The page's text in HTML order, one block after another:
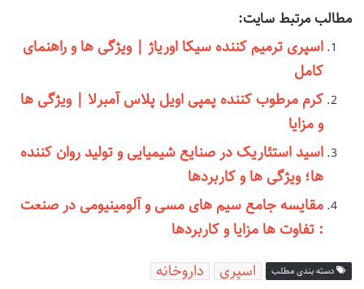
مطالب مرتبط سایت:
اسپری ترمیم کننده سیکا اوریاژ | ویژگی ها و راهنمای
کامل
کرم مرطوب کننده پمپی اویل پلاس آمبرلا | ویژگی ها
و مزایا
اسید استئاریک در صنایع شیمیایی و تولید روان کننده
ها؛ ویژگی ها و کاربردها
مقایسه جامع سیم های مسی و آلومینیومی در صنعت
: تفاوت ها مزایا و کاربردها
دسته بندی مطلب اسپری داروخانه